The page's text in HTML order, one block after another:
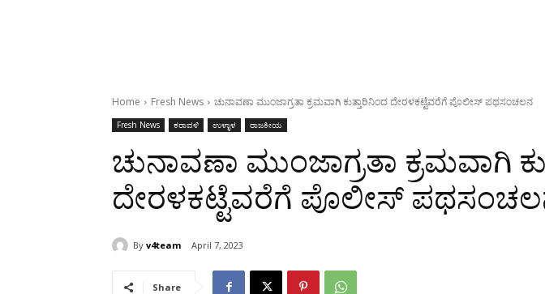
Home Fresh News ಚುನಾವಣಾ ಮುಂಜಾಗ್ರತಾ ಕ್ರಮವಾಗಿ ಕುತ್ತಾರಿನಿಂದ ದೇರಳಕಟ್ಟೆವರೆಗೆ ಪೊಲೀಸ್ ಪಥಸಂಚಲನ
Fresh News ಕರಾವಳಿ ಉಳ್ಳಾಳ ರಾಜಕೀಯ
ಚುನಾವಣಾ ಮುಂಜಾಗ್ರತಾ ಕ್ರಮವಾಗಿ
ದೇರಳಕಟ್ಟೆವರೆಗೆ ಪೊಲೀಸ್
By v4team April 7, 2023
Share